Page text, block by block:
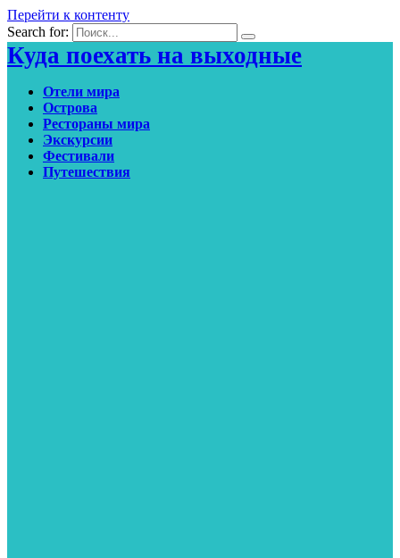
Перейти к контенту
Search for:
Куда поехать на выходные
Отели мира
Острова
Рестораны мира
Экскурсии
Фестивали
Путешествия